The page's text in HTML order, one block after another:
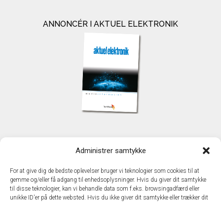
Administrer samtykke
For at give dig de bedste oplevelser bruger vi teknologier som cookies til at
gemme og/eller få adgang til enhedsoplysninger. Hvis du giver dit samtykke
til disse teknologier, kan vi behandle data som f.eks. browsingadfærd eller
unikke ID'er på dette websted. Hvis du ikke giver dit samtykke eller trækker dit
ANNONCÉR I AKTUEL ELEKTRONIK
TechMedia A/S
DK - 2600 Glostrup
www.techmedia.dk
Telefon: +45 43 24 26 28